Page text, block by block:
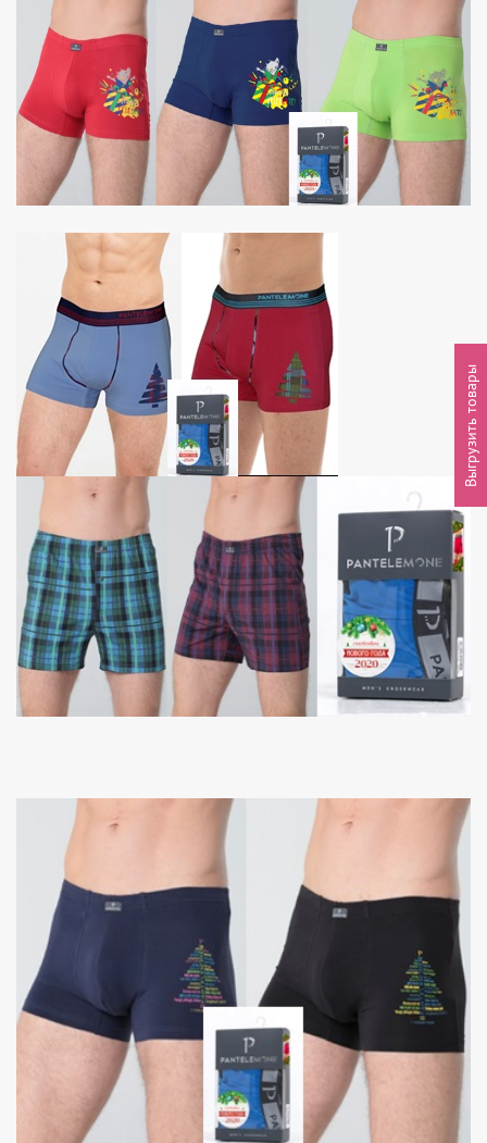
Выгрузить товары